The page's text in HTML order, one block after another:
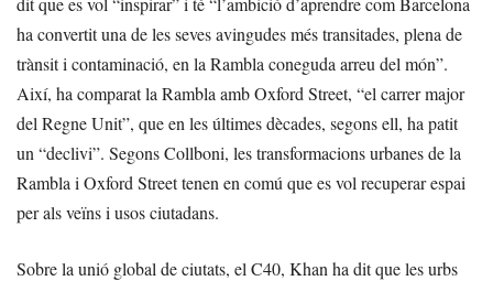
ha convertit una de les seves avingudes més transitades, plena de
trànsit i contaminació, en la Rambla coneguda arreu del món”.
Així, ha comparat la Rambla amb Oxford Street, “el carrer major
del Regne Unit”, que en les últimes dècades, segons ell, ha patit
un “declivi”. Segons Collboni, les transformacions urbanes de la
Rambla i Oxford Street tenen en comú que es vol recuperar espai
per als veïns i usos ciutadans.
Sobre la unió global de ciutats, el C40, Khan ha dit que les urbs